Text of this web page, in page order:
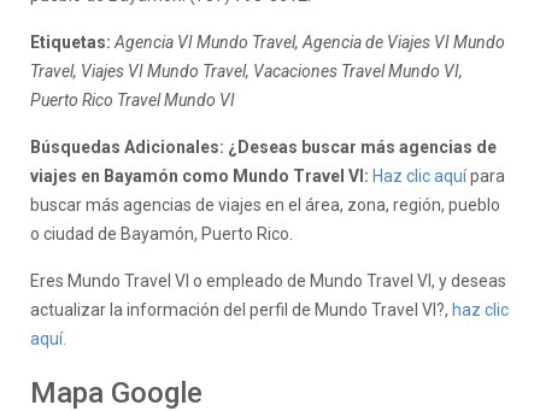
Etiquetas: Agencia VI Mundo Travel, Agencia de Viajes VI Mundo
Travel, Viajes VI Mundo Travel, Vacaciones Travel Mundo VI,
Puerto Rico Travel Mundo VI
Búsquedas Adicionales: ¿Deseas buscar más agencias de
viajes en Bayamón como Mundo Travel VI: Haz clic aquípara
buscar más agencias de viajes en el área, zona, región, pueblo
o ciudad de Bayamón, Puerto Rico.
Eres Mundo Travel VI o empleado de Mundo Travel VI, y deseas
actualizar la información del perfil de Mundo Travel VI?, haz clic
aquí.
Mapa Google